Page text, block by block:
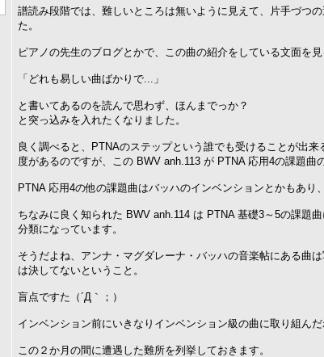
譜読み段階では、難しいところは無いように見えて、片手づつ
た。
ピアノの先生のブログとかで、この曲の紹介をしている文面を見
「どれも易しい曲ばかりで...」
と書いてあるのを読んで思わず、ほんまでっか？
と突っ込みを入れたくなりました。
良く調べると、PTNAのステップという誰でも受けることが出
度があるのですが、この BWV anh.113 が PTNA 応用4の課題曲
PTNA 応用4の他の課題曲はバッハのインベンションとかもあり
ちなみに良く知られた BWV anh.114 は PTNA 基礎3～5の課題
分類になっています。
そうだよね、アンナ・マグダレーナ・バッハの音楽帖にある曲
は決してないということ。
盲点ですた（´Д｀；）
インベンション前にいきなりインベンション級の曲に取り組んだ
この２か月の間に遭遇した難所を列挙しておきます。